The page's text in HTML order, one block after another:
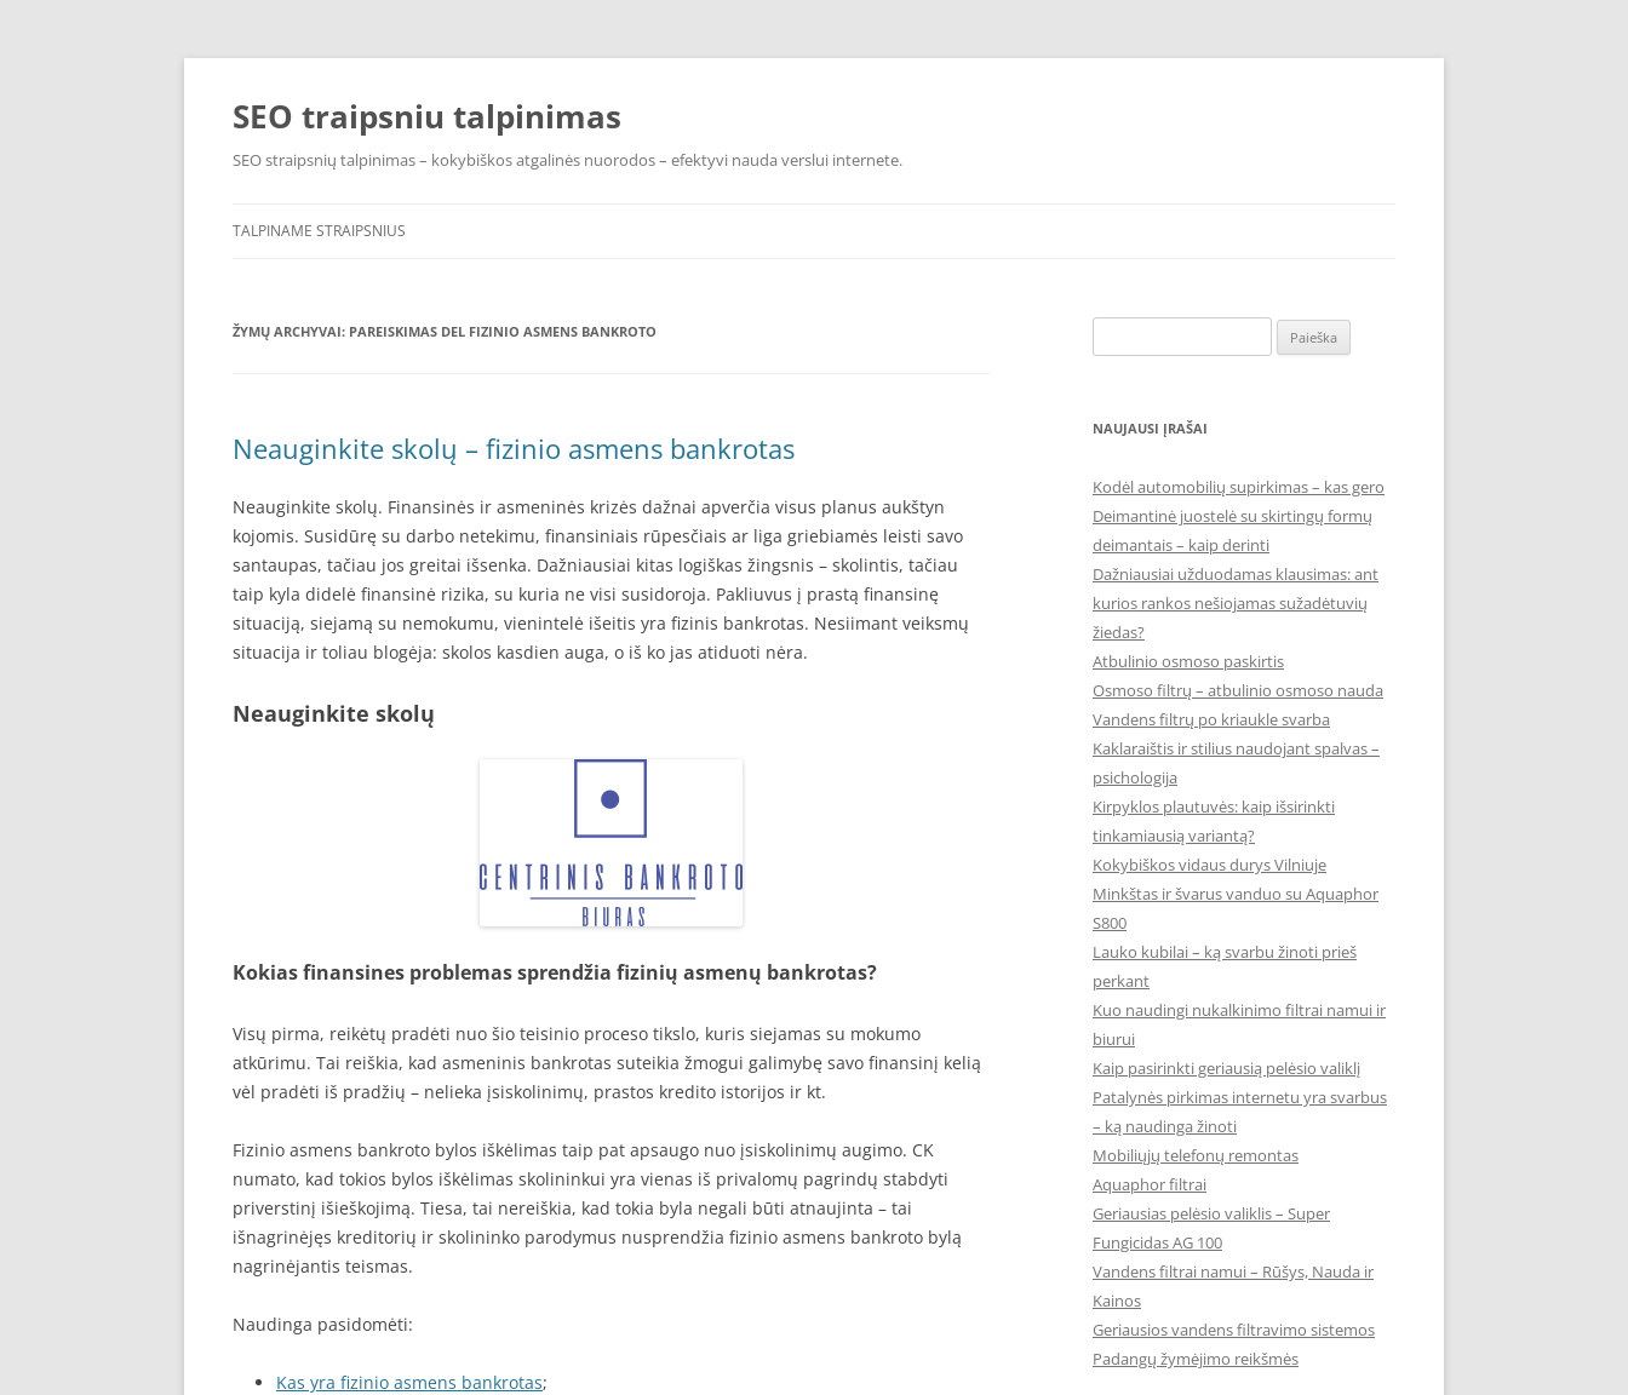
Pereiti
SEO traipsniu talpinimas
SEO straipsnių talpinimas – kokybiškos atgalinės nuorodos – efektyvi nauda verslui internete.
TALPINAME STRAIPSNIUS
ŽYMŲ ARCHYVAI: PAREISKIMAS DEL FIZINIO ASMENS BANKROTO
Neauginkite skolų – fizinio asmens bankrotas
Neauginkite skolų. Finansinės ir asmeninės krizės dažnai apverčia visus planus aukštyn
kojomis. Susidūrę su darbo netekimu, finansiniais rūpesčiais ar liga griebiamės leisti savo
santaupas, tačiau jos greitai išsenka. Dažniausiai kitas logiškas žingsnis – skolintis, tačiau
taip kyla didelė finansinė rizika, su kuria ne visi susidoroja. Pakliuvus į prastą finansinę
situaciją, siejamą su nemokumu, vienintelė išeitis yra fizinis bankrotas. Nesiimant veiksmų
situacija ir toliau blogėja: skolos kasdien auga, o iš ko jas atiduoti nėra.
Neauginkite skolų
Kokias finansines problemas sprendžia fizinių asmenų bankrotas?
Visų pirma, reikėtų pradėti nuo šio teisinio proceso tikslo, kuris siejamas su mokumo
atkūrimu. Tai reiškia, kad asmeninis bankrotas suteikia žmogui galimybę savo finansinį kelią
vėl pradėti iš pradžių – nelieka įsiskolinimų, prastos kredito istorijos ir kt.
Fizinio asmens bankroto bylos iškėlimas taip pat apsaugo nuo įsiskolinimų augimo. CK
numato, kad tokios bylos iškėlimas skolininkui yra vienas iš privalomų pagrindų stabdyti
priverstinį išieškojimą. Tiesa, tai nereiškia, kad tokia byla negali būti atnaujinta – tai
išnagrinėjęs kreditorių ir skolininko parodymus nusprendžia fizinio asmens bankroto bylą
nagrinėjantis teismas.
Naudinga pasidomėti:
Kas yra fizinio asmens bankrotas;
NAUJAUSI ĮRAŠAI
Kodėl automobilių supirkimas – kas gero
Deimantinė juostelė su skirtingų formų
deimantais – kaip derinti
Dažniausiai užduodamas klausimas: ant
kurios rankos nešiojamas sužadėtuvių
žiedas?
Atbulinio osmoso paskirtis
Osmoso filtrų – atbulinio osmoso nauda
Vandens filtrų po kriaukle svarba
Kaklaraištis ir stilius naudojant spalvas –
psichologija
Kirpyklos plautuvės: kaip išsirinkti
tinkamiausią variantą?
Kokybiškos vidaus durys Vilniuje
Minkštas ir švarus vanduo su Aquaphor
S800
Lauko kubilai – ką svarbu žinoti prieš
perkant
Kuo naudingi nukalkinimo filtrai namui ir
biurui
Kaip pasirinkti geriausią pelėsio valiklį
Patalynės pirkimas internetu yra svarbus
– ką naudinga žinoti
Mobiliųjų telefonų remontas
Aquaphor filtrai
Geriausias pelėsio valiklis – Super
Fungicidas AG 100
Vandens filtrai namui – Rūšys, Nauda ir
Kainos
Geriausios vandens filtravimo sistemos
Padangų žymėjimo reikšmės